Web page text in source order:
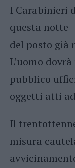
I Carabinieri
questa notte
del posto già
L’uomo
pubblico
oggetti atti
Il
misura